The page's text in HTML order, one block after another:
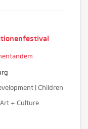
| Children
+ Culture